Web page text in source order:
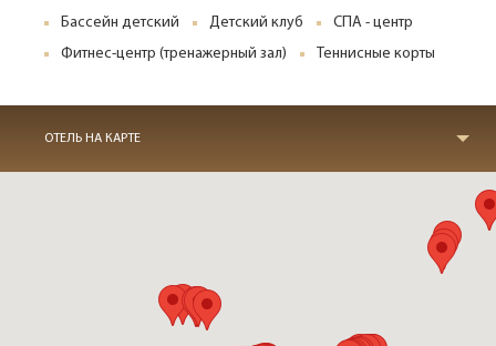
Бассейн детский
Детский клуб
СПА - центр
Фитнес-центр (тренажерный зал)
Теннисные корты
ОТЕЛЬ НА КАРТЕ